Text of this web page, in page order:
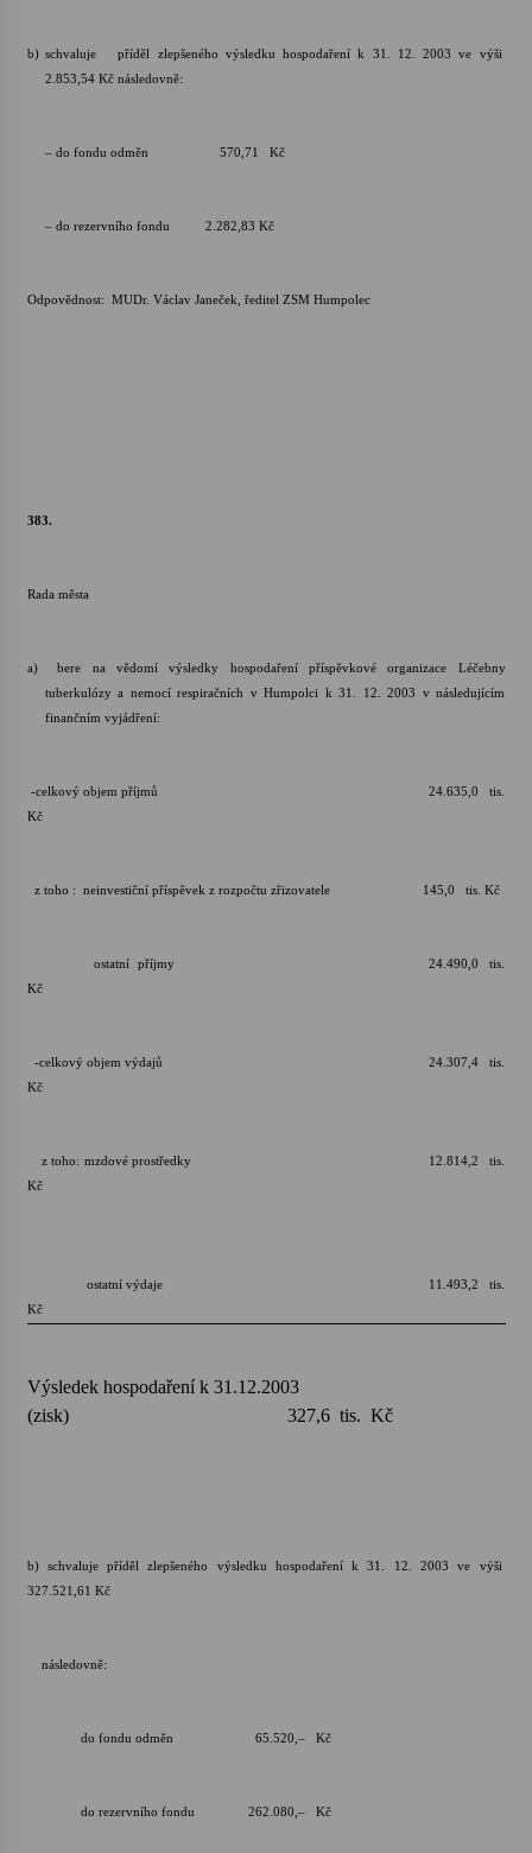
b) schvaluje příděl zlepšeného výsledku hospodaření k 31. 12. 2003 ve výši
2.853,54 Kč následovně:
– do fondu odměn 570,71 Kč
– do rezervního fondu 2.282,83 Kč
Odpovědnost: MUDr. Václav Janeček, ředitel ZSM Humpolec
383.
Rada města
a)
bere na vědomí výsledky hospodaření příspěvkové organizace Léčebny
tuberkulózy a nemocí respiračních v Humpolci k 31. 12. 2003 v následujícím
finančním vyjádření:
-celkový objem příjmů 24.635,0 tis.
Kč
z toho : neinvestiční příspěvek z rozpočtu zřizovatele 145,0 tis. Kč
ostatní příjmy 24.490,0 tis.
Kč
-celkový objem výdajů 24.307,4 tis.
Kč
z toho: mzdové prostředky 12.814,2 tis.
Kč
ostatní výdaje 11.493,2 tis.
Kč
Výsledek hospodaření k 31.12.2003
(zisk) 327,6 tis. Kč
b) schvaluje příděl zlepšeného výsledku hospodaření k 31. 12. 2003 ve výši
327.521,61 Kč
následovně:
do fondu odměn 65.520,– Kč
do rezervního fondu 262.080,– Kč